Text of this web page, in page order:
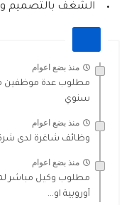
الشغف بالتصميم
منذ بضع اعوام
مطلوب عدة موظفين
سنوي
منذ بضع اعوام
وظائف شاغرة لدى
منذ بضع اعوام
مطلوب وكيل مباشر
أوروبية او...